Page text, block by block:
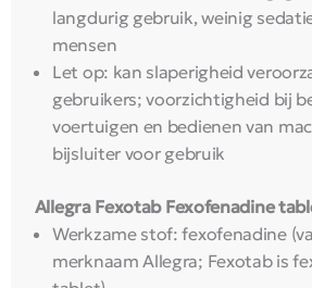
langdurig gebruik, weinig
mensen
Let op: kan slaperigheid
gebruikers; voorzichtigheid bij
voertuigen en bedienen van
bijsluiter voor gebruik
Allegra Fexotab Fexofenadine
Werkzame stof: fexofenadine
merknaam Allegra; Fexotab is